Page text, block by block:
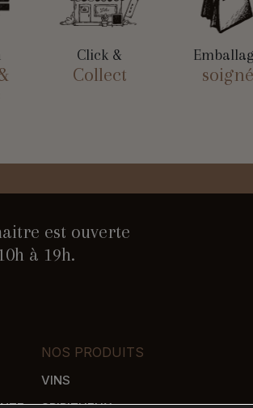
Click &
Collect soigné
est ouverte
à 19h.
NOS PRODUITS
VINS